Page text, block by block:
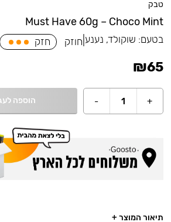
טבק
Must Have 60g – Choco Mint
בטעם: שוקולד, נענע חוזק חזק
₪65
+
1
- הוספה
תיאור המוצר +